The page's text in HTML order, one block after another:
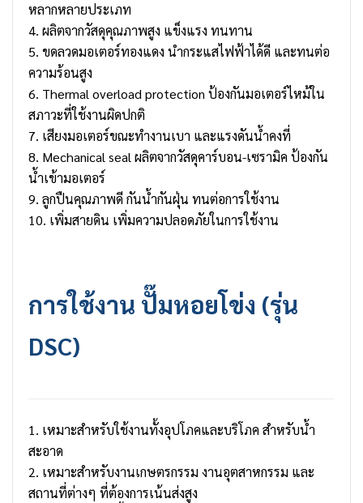
หลากหลายประเภท
4. ผลิตจากวัสดุคุณภาพสูง แข็งแรง ทนทาน
5. ขดลวดมอเตอร์ทองแดง นำกระแสไฟฟ้าได้ดี และทนต่อ
ความร้อนสูง
6. Thermal overload protection ป้องกันมอเตอร์ไหม้ใน
สภาวะที่ใช้งานผิดปกติ
7. เสียงมอเตอร์ขณะทำงานเบา และแรงดันน้ำคงที่
8. Mechanical seal ผลิตจากวัสดุคาร์บอน-เซรามิค ป้องกัน
น้ำเข้ามอเตอร์
9. ลูกปืนคุณภาพดี กันน้ำกันฝุ่น ทนต่อการใช้งาน
10. เพิ่มสายดิน เพิ่มความปลอดภัยในการใช้งาน
การใช้งาน ปั๊มหอยโข่ง (รุ่น
DSC)
1. เหมาะสำหรับใช้งานทั้งอุปโภคและบริโภค สำหรับน้ำ
สะอาด
2. เหมาะสำหรับงานเกษตรกรรม งานอุตสาหกรรม และ
สถานที่ต่างๆ ที่ต้องการเน้นส่งสูง